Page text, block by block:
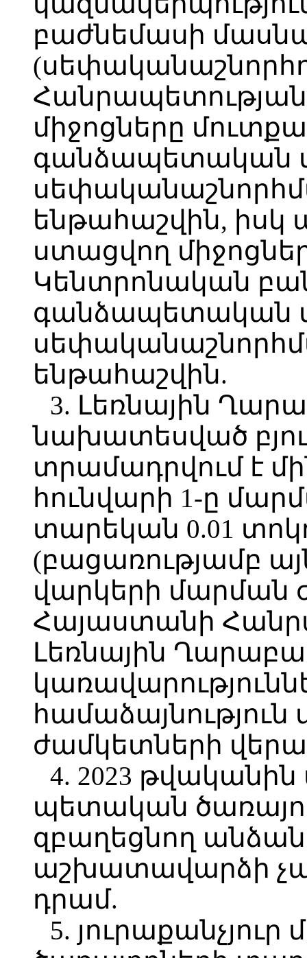
բաժնեմասի
միջոցները
գանձապետական
ենթահաշվին, իսկ
ստացվող
Կենտրոնական
գանձապետական
ենթահաշվին.
3. Լեռնային
նախատեսված
տրամադրվում է
հունվարի 1-ը
տարեկան 0.01
(բացառությամբ
վարկերի մարման
Հայաստանի
Լեռնային
համաձայնություն
ժամկետների
4. 2023
պետական
զբաղեցնող
աշխատավարձի
դրամ.
5.